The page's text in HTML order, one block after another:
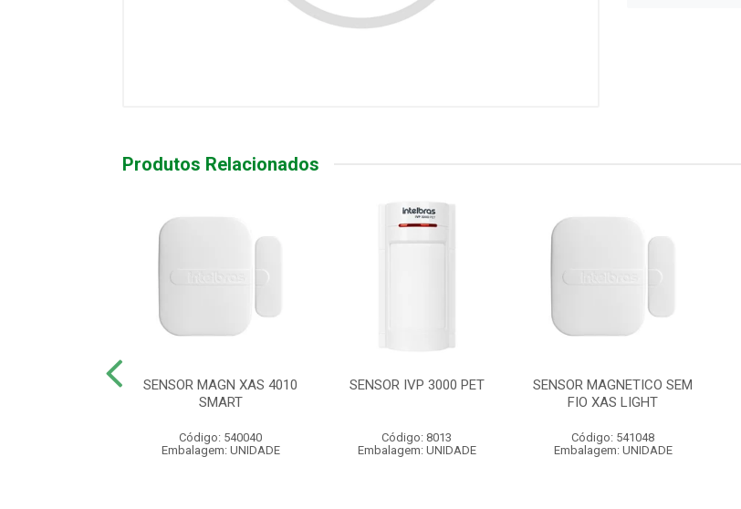
Produtos Relacionados
SENSOR MAGN XAS 4010
SMART
Código: 540040
Embalagem: UNIDADE
SENSOR IVP 3000 PET
Código: 8013
Embalagem: UNIDADE
SENSOR MAGNETICO SEM
FIO XAS LIGHT
Código: 541048
Embalagem: UNIDADE